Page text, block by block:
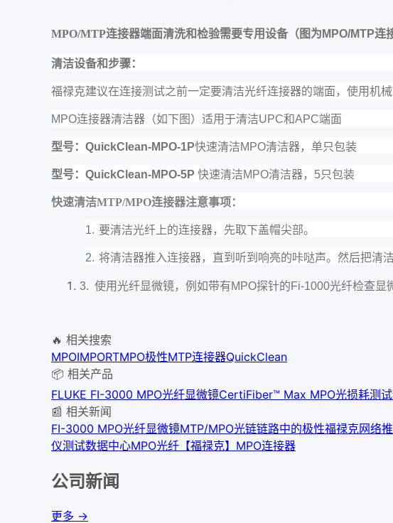
MPO/MTP连接器端面清洗和检验需要专用设备（图为 MPO/MTP连
清洁设备和步骤：
福禄克建议在连接测试之前一定要清洁光纤连接器的端面，使用机
MPO连接器清洁器（如下图）适用于清洁UPC和APC端面
型号： QuickClean-MPO-1P快速清洁MPO清洁器，单只包装
型号： QuickClean-MPO-5P 快速清洁MPO清洁器， 5只包装
快速清洁MTP/MPO连接器注意事项：
1. 要清洁光纤上的连接器，先取下盖帽尖部。
2. 将清洁器推入连接器，直到听到响亮的咔哒声。然后把清洁
3. 使用光纤显微镜，例如带有MPO探针的Fi-1000光纤检查显
🔥 相关搜索
MPOIMPORTMPO极性MTP连接器QuickClean
📦 相关产品
FLUKE FI-3000 MPO光纤显微镜CertiFiber™ Max MPO光损耗测
📰 相关新闻
FI-3000 MPO光纤显微镜MTP/MPO光链链路中的极性福禄克网络
仪测试数据中心MPO光纤 【福禄克】MPO连接器
公司新闻
更多 →